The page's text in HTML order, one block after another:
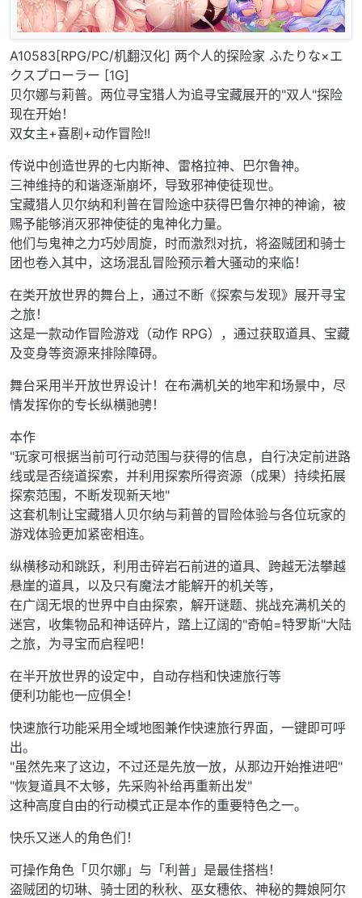
A10583[RPG/PC/机翻汉化] 两个人的探险家 ふたりな×エ
クスプローラー [1G]
贝尔娜与莉普。两位寻宝猎人为追寻宝藏展开的"双人"探险
现在开始！
双女主+喜剧+动作冒险!!
传说中创造世界的七内斯神、雷格拉神、巴尔鲁神。
三神维持的和谐逐渐崩坏，导致邪神使徒现世。
宝藏猎人贝尔纳和利普在冒险途中获得巴鲁尔神的神谕，被
赐予能够消灭邪神使徒的鬼神化力量。
他们与鬼神之力巧妙周旋，时而激烈对抗，将盗贼团和骑士
团也卷入其中，这场混乱冒险预示着大骚动的来临！
在类开放世界的舞台上，通过不断《探索与发现》展开寻宝
之旅！
这是一款动作冒险游戏（动作 RPG），通过获取道具、宝藏
及变身等资源来排除障碍。
舞台采用半开放世界设计！在布满机关的地牢和场景中，尽
情发挥你的专长纵横驰骋！
本作
"玩家可根据当前可行动范围与获得的信息，自行决定前进路
线或是否绕道探索，并利用探索所得资源（成果）持续拓展
探索范围，不断发现新天地"
这套机制让宝藏猎人贝尔纳与莉普的冒险体验与各位玩家的
游戏体验更加紧密相连。
纵横移动和跳跃，利用击碎岩石前进的道具、跨越无法攀越
悬崖的道具，以及只有魔法才能解开的机关等，
在广阔无垠的世界中自由探索，解开谜题、挑战充满机关的
迷宫，收集物品和神话碎片，踏上辽阔的"奇帕=特罗斯"大陆
之旅，为寻宝而启程吧！
在半开放世界的设定中，自动存档和快速旅行等
便利功能也一应俱全！
快速旅行功能采用全域地图兼作快速旅行界面，一键即可呼
出。
"虽然先来了这边，不过还是先放一放，从那边开始推进吧"
"恢复道具不太够，先采购补给再重新出发"
这种高度自由的行动模式正是本作的重要特色之一。
快乐又迷人的角色们！
可操作角色「贝尔娜」与「利普」是最佳搭档！
盗贼团的切琳、骑士团的秋秋、巫女穗依、神秘的舞娘阿尔